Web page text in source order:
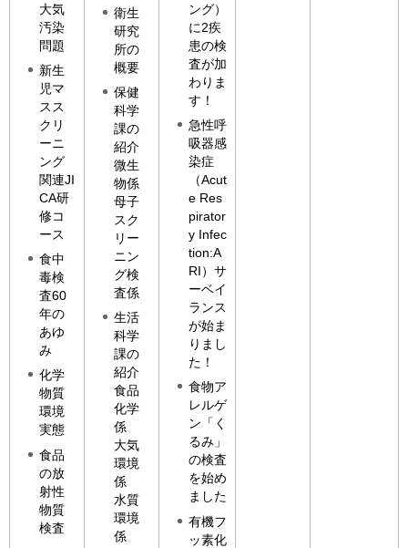
大気
汚染
問題
新生
児マ
スス
クリ
ーニ
ング
関連JI
CA研
修コ
ース
食中
毒検
査60
年の
あゆ
み
化学
物質
環境
実態
食品
の放
射性
物質
検査
衛生
研究
所の
概要
保健
科学
課の
紹介
微生
物係
母子
スク
リー
ニン
グ検
査係
生活
科学
課の
紹介
食品
化学
係
大気
環境
係
水質
環境
係
ング）
に2疾
患の検
査が加
わりま
す！
急性呼
吸器感
染症
（Acut
e Res
pirator
y Infec
tion:A
RI）サ
ーベイ
ランス
が始ま
りまし
た！
食物ア
レルゲ
ン「く
るみ」
の検査
を始め
ました
有機フ
ッ素化